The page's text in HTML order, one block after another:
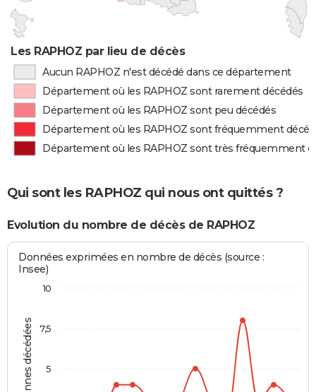
Les RAPHOZ par lieu de décès
Aucun RAPHOZ n'est décédé dans ce département
Département où les RAPHOZ sont rarement décédés
Département où les RAPHOZ sont peu décédés
Département où les RAPHOZ sont fréquemment
Département où les RAPHOZ sont très fréquemment
Qui sont les RAPHOZ qui nous ont quittés ?
Evolution du nombre de décès de RAPHOZ
Personnes décédées
Données exprimées en nombre de décès (source :
Insee)
10
5
7,5